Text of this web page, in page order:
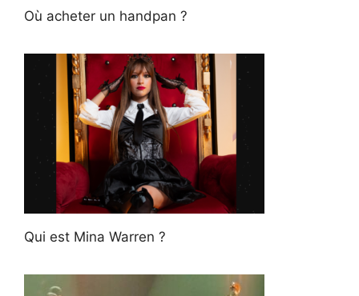
Où acheter un handpan ?
Qui est Mina Warren ?